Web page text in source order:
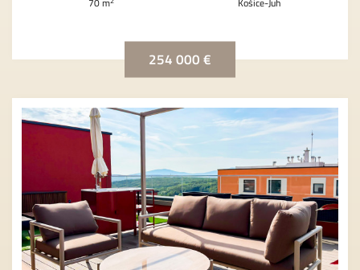
70 m Košice-Juh
254 000 €